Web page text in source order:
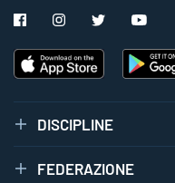
DISCIPLINE
FEDERAZIONE